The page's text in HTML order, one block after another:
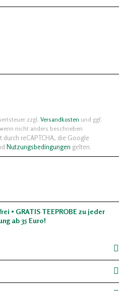
zzgl. Versandkosten und ggf.
nicht anders beschrieben
durch reCAPTCHA, die Google
Nutzungsbedingungen gelten.
• GRATIS TEEPROBE zu jeder
ab 35 Euro!